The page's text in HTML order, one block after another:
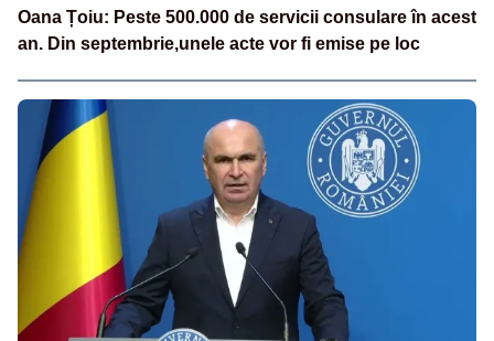
Oana Țoiu: Peste 500.000 de servicii consulare în acest
an. Din septembrie,unele acte vor fi emise pe loc